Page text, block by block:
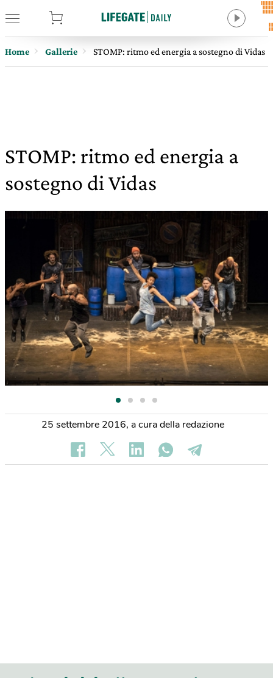
Home Gallerie STOMP: ritmo ed energia a sostegno di Vidas
STOMP: ritmo ed energia a
sostegno di Vidas
25 settembre 2016, a cura della redazione